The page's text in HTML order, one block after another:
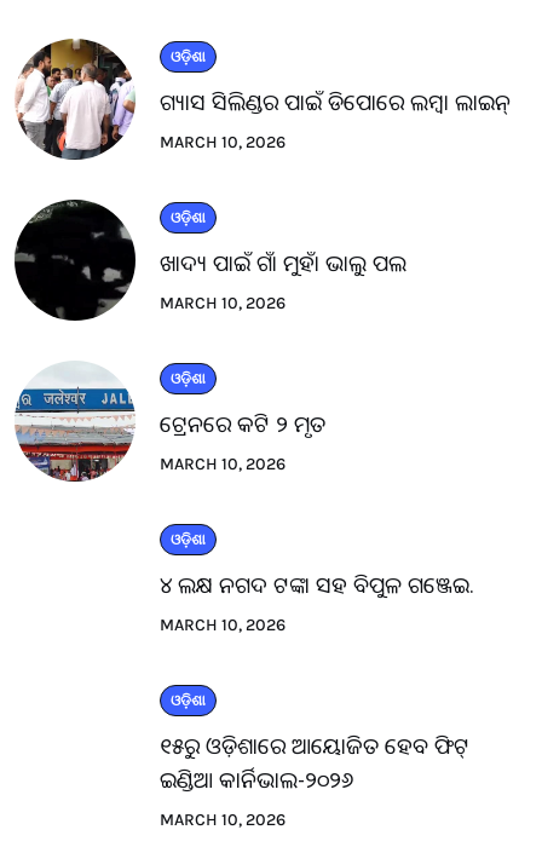
ଓଡ଼ିଶା
ଗ୍ୟାସ ସିଲିଣ୍ଡର ପାଇଁ ଡିପୋରେ ଲମ୍ବା ଲାଇନ୍
MARCH 10, 2026
ଓଡ଼ିଶା
ଖାଦ୍ୟ ପାଇଁ ଗାଁ ମୁହାଁ ଭାଲୁ ପଲ
MARCH 10, 2026
ଓଡ଼ିଶା
ଟ୍ରେନରେ କଟି ୨ ମୃତ
MARCH 10, 2026
ଓଡ଼ିଶା
୪ ଲକ୍ଷ ନଗଦ ଟଙ୍କା ସହ ବିପୁଳ ଗଞ୍ଜେଇ.
MARCH 10, 2026
ଓଡ଼ିଶା
୧୫ରୁ ଓଡ଼ିଶାରେ ଆୟୋଜିତ ହେବ ଫିଟ୍
ଇଣ୍ଡିଆ କାର୍ନିଭାଲ-୨୦୨୬
MARCH 10, 2026